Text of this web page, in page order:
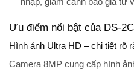
Ưu điểm nổi bật của DS-
Hình ảnh Ultra HD – chi tiết rõ
Camera 8MP cung cấp hình